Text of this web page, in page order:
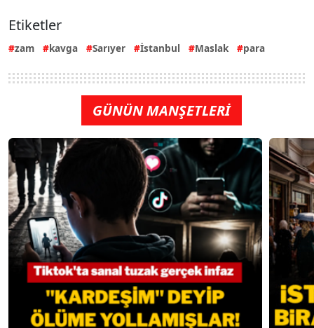
Etiketler
zam kavga Sarıyer İstanbul Maslak para
GÜNÜN MANŞETLERİ